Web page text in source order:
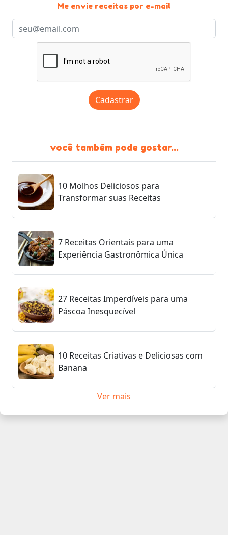
Me envie receitas por e-mail
Cadastrar
você também pode gostar...
10 Molhos Deliciosos para
Transformar suas Receitas
7 Receitas Orientais para uma
Experiência Gastronômica Única
27 Receitas Imperdíveis para uma
Páscoa Inesquecível
10 Receitas Criativas e Deliciosas com
Banana
Ver mais